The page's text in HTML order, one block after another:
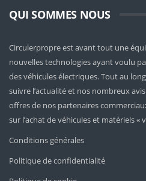
QUI SOMMES NOUS
Circulerpropre est avant tout une
nouvelles technologies ayant voulu
des véhicules électriques. Tout au
suivre l’actualité et nos nombreux
offres de nos partenaires
sur l’achat de véhicules et matériels «
Conditions générales
Politique de confidentialité